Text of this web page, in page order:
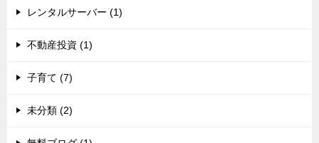
レンタルサーバー (1)
不動産投資 (1)
子育て (7)
未分類 (2)